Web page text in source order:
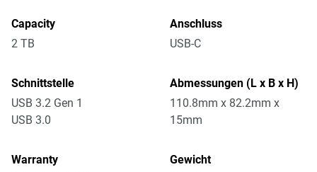
Capacity
2 TB
Anschluss
USB-C
Schnittstelle
USB 3.2 Gen 1
USB 3.0
Abmessungen (L x B x H)
110.8mm x 82.2mm x
15mm
Warranty
Gewicht